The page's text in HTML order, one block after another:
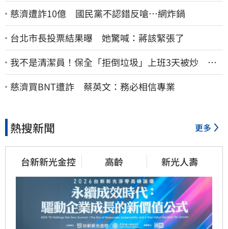
慈濟遭詐10億 國民黨不認錯反嗆⋯網炸鍋
台北市長投票結果曝 她驚喊：蔣該緊張了
我不是清潔員！保全「拒倒垃圾」上班3天被炒 找
法院討公道結果出爐
慈濟買BNT遭詐 蔡英文：務必相信專業
熱搜新聞 更多
台新新光金控 高齡 新光人壽